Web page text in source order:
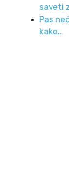
saveti
Pas
kako…